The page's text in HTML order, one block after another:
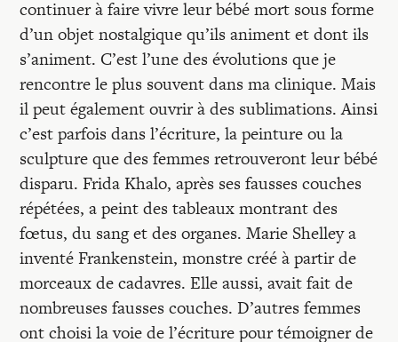
continuer à faire vivre leur bébé mort sous forme
d’un objet nostalgique qu’ils animent et dont ils
s’animent. C’est l’une des évolutions que je
rencontre le plus souvent dans ma clinique. Mais
il peut également ouvrir à des sublimations. Ainsi
c’est parfois dans l’écriture, la peinture ou la
sculpture que des femmes retrouveront leur bébé
disparu. Frida Khalo, après ses fausses couches
répétées, a peint des tableaux montrant des
fœtus, du sang et des organes. Marie Shelley a
inventé Frankenstein, monstre créé à partir de
morceaux de cadavres. Elle aussi, avait fait de
nombreuses fausses couches. D’autres femmes
ont choisi la voie de l’écriture pour témoigner de